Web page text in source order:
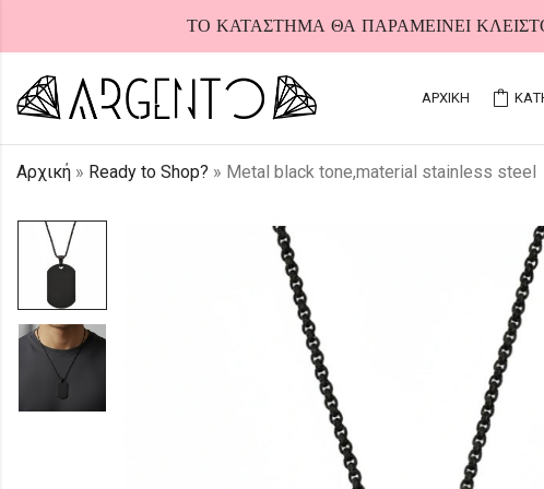
ΤΟ ΚΑΤΑΣΤΗΜΑ ΘΑ ΠΑΡΑΜΕΙΝΕΙ
ΑΡΧΙΚΗ
Αρχική » Ready to Shop? » Metal black tone,material stainless steel
HOT